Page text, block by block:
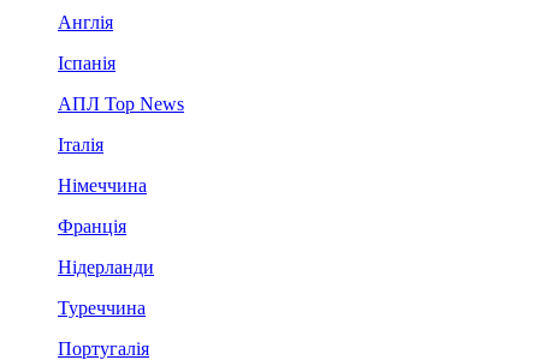
Англія
Іспанія
АПЛ Top News
Італія
Німеччина
Франція
Нідерланди
Туреччина
Португалія